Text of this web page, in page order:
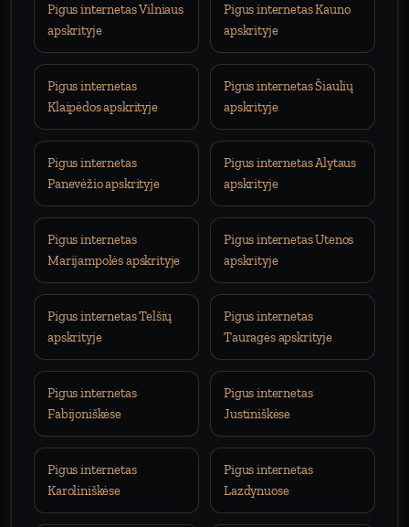
Pigus internetas Vilniaus
apskrityje
Pigus internetas Kauno
apskrityje
Pigus internetas
Klaipėdos apskrityje
Pigus internetas Šiaulių
apskrityje
Pigus internetas
Panevėžio apskrityje
Pigus internetas Alytaus
apskrityje
Pigus internetas
Marijampolės apskrityje
Pigus internetas Utenos
apskrityje
Pigus internetas Telšių
apskrityje
Pigus internetas
Tauragės apskrityje
Pigus internetas
Fabijoniškėse
Pigus internetas
Justiniškėse
Pigus internetas
Karoliniškėse
Pigus internetas
Lazdynuose